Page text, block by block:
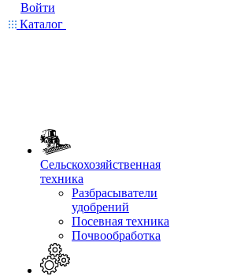
Войти
Каталог
Сельскохозяйственная
техника
Разбрасыватели
удобрений
Посевная техника
Почвообработка